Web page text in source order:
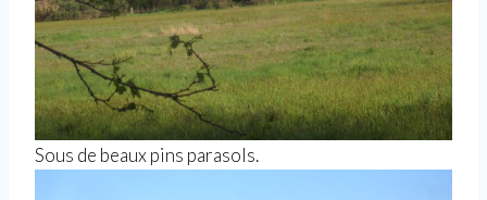
Sous de beaux pins parasols.